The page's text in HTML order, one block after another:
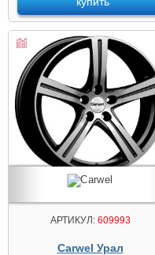
АРТИКУЛ:609993
Carwel Урал